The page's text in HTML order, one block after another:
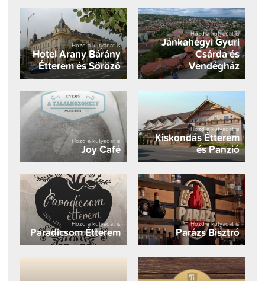
Hozd a kutyádat is
Hotel Arany Bárány
Étterem és Söröző
Hozd a kutyádat is
Jánkahegyi Gyuri
Csárda és
Vendégház
Hozd a kutyádat is
Joy Café
Hozd a kutyádat is
Kiskondás Étterem
és Panzió
Hozd a kutyádat is
Paradicsom Étterem
Hozd a kutyádat is
Parázs Bisztró